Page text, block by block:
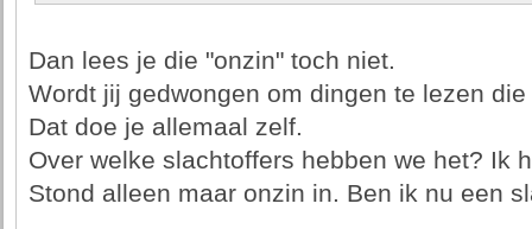
Dan lees je die "onzin" toch niet.
Wordt jij gedwongen om dingen te lezen
Dat doe je allemaal zelf.
Over welke slachtoffers hebben we het? Ik
Stond alleen maar onzin in. Ben ik nu een